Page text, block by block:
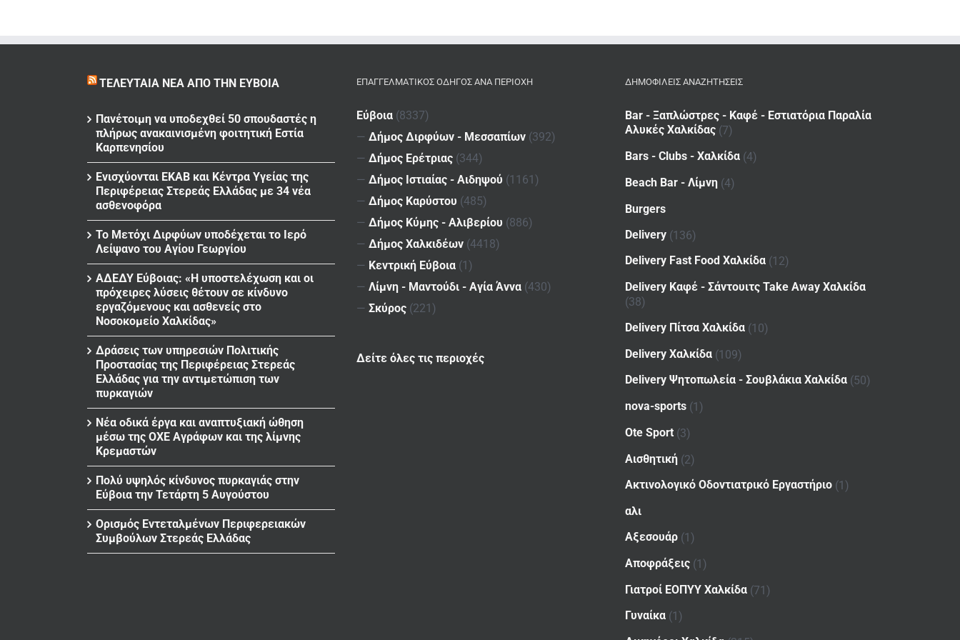
ΤΕΛΕΥΤΑΊΑ ΝΈΑ ΑΠΌ ΤΗΝ ΕΎΒΟΙΑ
Πανέτοιμη να υποδεχθεί 50 σπουδαστές η
πλήρως ανακαινισμένη φοιτητική Εστία
Καρπενησίου
Ενισχύονται ΕΚΑΒ και Κέντρα Υγείας της
Περιφέρειας Στερεάς Ελλάδας με 34 νέα
ασθενοφόρα
Το Μετόχι Διρφύων υποδέχεται το Ιερό
Λείψανο του Αγίου Γεωργίου
ΑΔΕΔΥ Εύβοιας: «Η υποστελέχωση και οι
πρόχειρες λύσεις θέτουν σε κίνδυνο
εργαζόμενους και ασθενείς στο
Νοσοκομείο Χαλκίδας»
Δράσεις των υπηρεσιών Πολιτικής
Προστασίας της Περιφέρειας Στερεάς
Ελλάδας για την αντιμετώπιση των
πυρκαγιών
Νέα οδικά έργα και αναπτυξιακή ώθηση
μέσω της ΟΧΕ Αγράφων και της λίμνης
Κρεμαστών
Πολύ υψηλός κίνδυνος πυρκαγιάς στην
Εύβοια την Τετάρτη 5 Αυγούστου
Ορισμός Εντεταλμένων Περιφερειακών
Συμβούλων Στερεάς Ελλάδας
ΕΠΑΓΓΕΛΜΑΤΙΚΌΣ ΟΔΗΓΌΣ ΑΝΆ ΠΕΡΙΟΧΉ
Εύβοια (8337)
— Δήμος Διρφύων - Μεσσαπίων (392)
— Δήμος Ερέτριας (344)
— Δήμος Ιστιαίας - Αιδηψού (1161)
— Δήμος Καρύστου (485)
— Δήμος Κύμης - Αλιβερίου (886)
— Δήμος Χαλκιδέων (4418)
— Κεντρική Εύβοια (1)
— Λίμνη - Μαντούδι - Αγία Άννα (430)
— Σκύρος (221)
Δείτε όλες τις περιοχές
ΔΗΜΟΦΙΛΕΙΣ ΑΝΑΖΗΤΗΣΕΙΣ
Bar - Ξαπλώστρες - Καφέ - Εστιατόρια Παραλία
Αλυκές Χαλκίδας (7)
Bars - Clubs - Χαλκίδα (4)
Beach Bar - Λίμνη (4)
Burgers
Delivery (136)
Delivery Fast Food Χαλκίδα (12)
Delivery Καφέ - Σάντουιτς Take Away Χαλκίδα
(38)
Delivery Πίτσα Χαλκίδα (10)
Delivery Χαλκίδα (109)
Delivery Ψητοπωλεία - Σουβλάκια Χαλκίδα (50)
nova-sports (1)
Ote Sport (3)
Αισθητική (2)
Ακτινολογικό Οδοντιατρικό Εργαστήριο (1)
αλι
Αξεσουάρ (1)
Αποφράξεις (1)
Γιατροί ΕΟΠΥΥ Χαλκίδα (71)
Γυναίκα (1)